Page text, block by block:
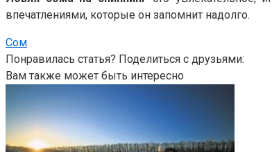
впечатлениями, которые он запомнит надолго.
Сом
Понравилась статья? Поделиться с друзьями:
Вам также может быть интересно